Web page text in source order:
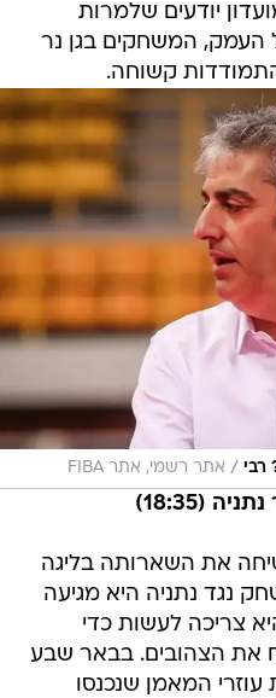
יודעים שלמרות
העמק, המשחקים בגן נר
קשוחה.
רבי / אתר רשמי, אתר FIBA
(18:35)
את השארותה בליגה
נגד נתניה היא מגיעה
צריכה לעשות כדי
את הצהובים. בבאר שבע
המאמן שנכנסו